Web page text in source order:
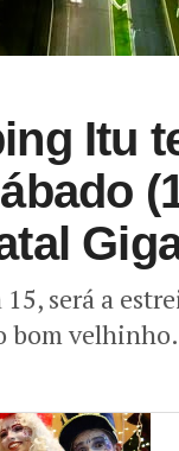
Itu
será a
bom